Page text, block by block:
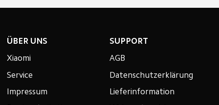
ÜBER UNS
Xiaomi
Service
Impressum
SUPPORT
AGB
Datenschutzerklärung
Lieferinformation